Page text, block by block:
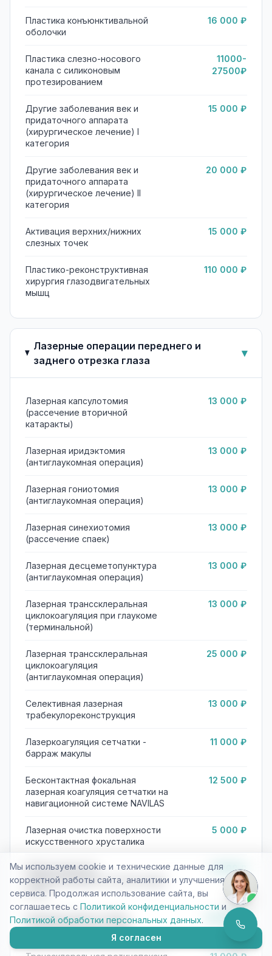
Пластика конъюнктивальной
оболочки
16 000 ₽
Пластика слезно-носового
канала с силиконовым
протезированием
11000-
27500₽
Другие заболевания век и
придаточного аппарата
(хирургическое лечение) I
категория
15 000 ₽
Другие заболевания век и
придаточного аппарата
(хирургическое лечение) II
категория
20 000 ₽
Активация верхних/нижних
слезных точек
15 000 ₽
Пластико-реконструктивная
хирургия глазодвигательных
мышц
110 000 ₽
Лазерные операции переднего и
заднего отрезка глаза
▾
Лазерная капсулотомия
(рассечение вторичной
катаракты)
13 000 ₽
Лазерная иридэктомия
(антиглаукомная операция)
13 000 ₽
Лазерная гониотомия
(антиглаукомная операция)
13 000 ₽
Лазерная синехиотомия
(рассечение спаек)
13 000 ₽
Лазерная десцеметопунктура
(антиглаукомная операция)
13 000 ₽
Лазерная транссклеральная
циклокоагуляция при глаукоме
(терминальной)
13 000 ₽
Лазерная транссклеральная
циклокоагуляция
(антиглаукомная операция)
25 000 ₽
Селективная лазерная
трабекулореконструкция
13 000 ₽
Лазеркоагуляция сетчатки -
барраж макулы
11 000 ₽
Бесконтактная фокальная
лазерная коагуляция сетчатки на
навигационной системе NAVILAS
12 500 ₽
Лазерная очистка поверхности
искусственного хрусталика
5 000 ₽
Панретинальная
лазеркоагуляция сетчатки (один
этап)
11 000 ₽
Лазерная швартотомия,
витреолизис (один этап)
20 000 ₽
Мы используем cookie и технические данные для
корректной работы сайта, аналитики и улучшения
сервиса. Продолжая использование сайта, вы
соглашаетесь с Политикой конфиденциальности и
Политикой обработки персональных данных.
Я согласен